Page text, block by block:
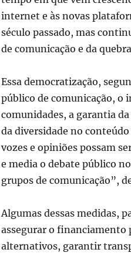
internet e às novas
século passado, mas
de comunicação e da
Essa democratização,
público de comunicação, o
comunidades, a garantia
da diversidade no
vozes e opiniões possam
e media o debate público
grupos de comunicação”,
Algumas dessas medidas,
assegurar o financiamento
alternativos, garantir